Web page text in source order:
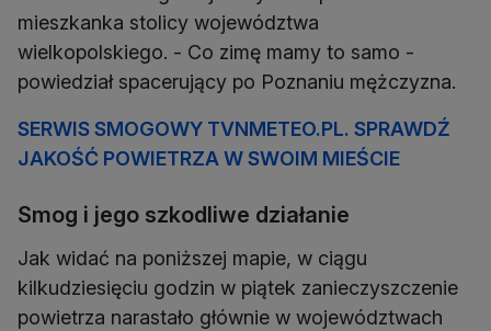
mieszkanka stolicy województwa
wielkopolskiego. - Co zimę mamy to samo -
powiedział spacerujący po Poznaniu mężczyzna.
SERWIS SMOGOWY TVNMETEO.PL. SPRAWDŹ
JAKOŚĆ POWIETRZA W SWOIM MIEŚCIE
Smog i jego szkodliwe działanie
Jak widać na poniższej mapie, w ciągu
kilkudziesięciu godzin w piątek zanieczyszczenie
powietrza narastało głównie w województwach